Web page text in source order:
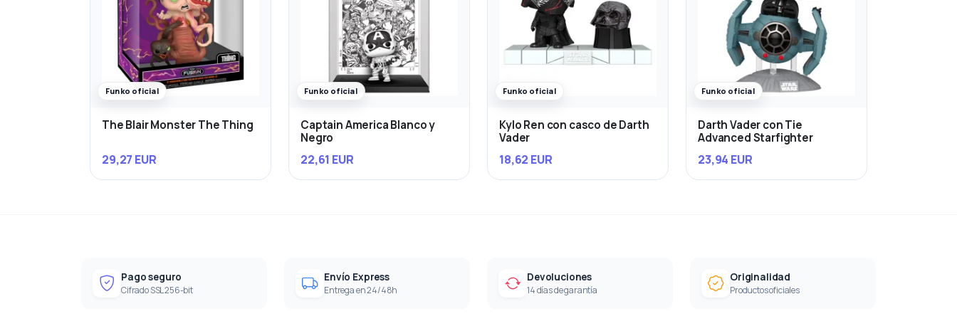
Funko oficial
The Blair Monster The Thing
29,27 EUR
Funko oficial
Captain America Blanco y
Negro
22,61 EUR
Funko oficial
Kylo Ren con casco de Darth
Vader
18,62 EUR
Funko oficial
Darth Vader con Tie
Advanced Starfighter
23,94 EUR
Pago seguro
Cifrado SSL 256-bit
Envío Express
Entrega en 24/48h
Devoluciones
14 días de garantía
Originalidad
Productos oficiales